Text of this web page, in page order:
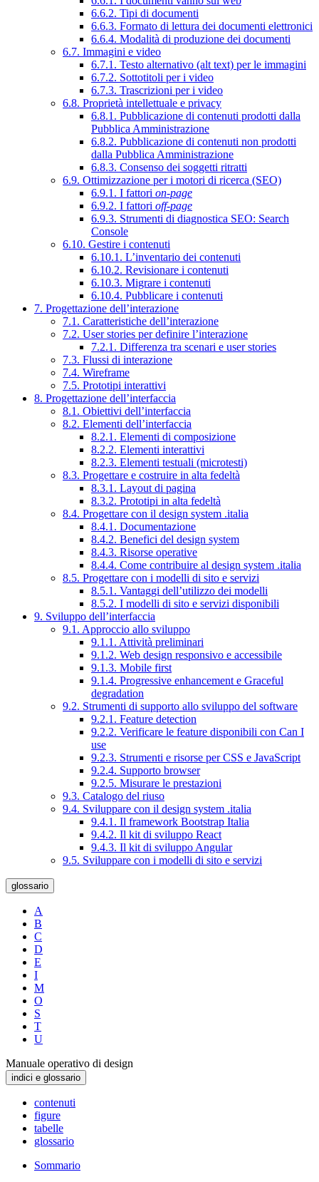
6.6.2. Tipi di documenti
6.6.3. Formato di lettura dei documenti elettronici
6.6.4. Modalità di produzione dei documenti
6.7. Immagini e video
6.7.1. Testo alternativo (alt text) per le immagini
6.7.2. Sottotitoli per i video
6.7.3. Trascrizioni per i video
6.8. Proprietà intellettuale e privacy
6.8.1. Pubblicazione di contenuti prodotti dalla
Pubblica Amministrazione
6.8.2. Pubblicazione di contenuti non prodotti
dalla Pubblica Amministrazione
6.8.3. Consenso dei soggetti ritratti
6.9. Ottimizzazione per i motori di ricerca (SEO)
6.9.1. I fattori on-page
6.9.2. I fattori off-page
6.9.3. Strumenti di diagnostica SEO: Search
Console
6.10. Gestire i contenuti
6.10.1. L’inventario dei contenuti
6.10.2. Revisionare i contenuti
6.10.3. Migrare i contenuti
6.10.4. Pubblicare i contenuti
7. Progettazione dell’interazione
7.1. Caratteristiche dell’interazione
7.2. User stories per definire l’interazione
7.2.1. Differenza tra scenari e user stories
7.3. Flussi di interazione
7.4. Wireframe
7.5. Prototipi interattivi
8. Progettazione dell’interfaccia
8.1. Obiettivi dell’interfaccia
8.2. Elementi dell’interfaccia
8.2.1. Elementi di composizione
8.2.2. Elementi interattivi
8.2.3. Elementi testuali (microtesti)
8.3. Progettare e costruire in alta fedeltà
8.3.1. Layout di pagina
8.3.2. Prototipi in alta fedeltà
8.4. Progettare con il design system .italia
8.4.1. Documentazione
8.4.2. Benefici del design system
8.4.3. Risorse operative
8.4.4. Come contribuire al design system .italia
8.5. Progettare con i modelli di sito e servizi
8.5.1. Vantaggi dell’utilizzo dei modelli
8.5.2. I modelli di sito e servizi disponibili
9. Sviluppo dell’interfaccia
9.1. Approccio allo sviluppo
9.1.1. Attività preliminari
9.1.2. Web design responsivo e accessibile
9.1.3. Mobile first
9.1.4. Progressive enhancement e Graceful
degradation
9.2. Strumenti di supporto allo sviluppo del software
9.2.1. Feature detection
9.2.2. Verificare le feature disponibili con Can I
use
9.2.3. Strumenti e risorse per CSS e JavaScript
9.2.4. Supporto browser
9.2.5. Misurare le prestazioni
9.3. Catalogo del riuso
9.4. Sviluppare con il design system .italia
9.4.1. Il framework Bootstrap Italia
9.4.2. Il kit di sviluppo React
9.4.3. Il kit di sviluppo Angular
9.5. Sviluppare con i modelli di sito e servizi
glossario
A
B
C
D
E
I
M
O
S
T
U
Manuale operativo di design
indici e glossario
contenuti
figure
tabelle
glossario
Sommario